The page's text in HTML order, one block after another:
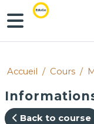
Passer au contenu
Panneau latéral
Accueil Cours
Back to course